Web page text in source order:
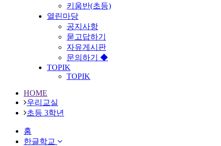
키움반(초등)
열린마당
공지사항
묻고답하기
자유게시판
문의하기 ◆
TOPIK
TOPIK
HOME
우리교실
초등 3학년
홈
한글학교